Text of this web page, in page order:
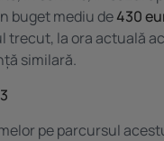
buget mediu de430
la ora actuală
similară.
pe parcursul